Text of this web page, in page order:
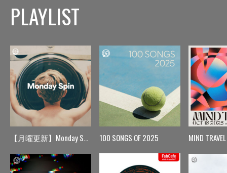
PLAYLIST
【月曜更新】Monday Spin 100 SONGS OF 2025 MIND TRAVEL